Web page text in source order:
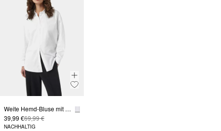
Weite Hemd-Bluse mit Fledermausärmeln
39,99 €69,99 €
NACHHALTIG